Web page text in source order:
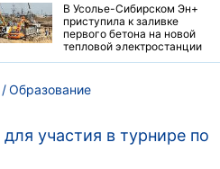
В Усолье-Сибирском Эн+
приступила к заливке
первого бетона на новой
тепловой электростанции
Образование
участия в турнире по